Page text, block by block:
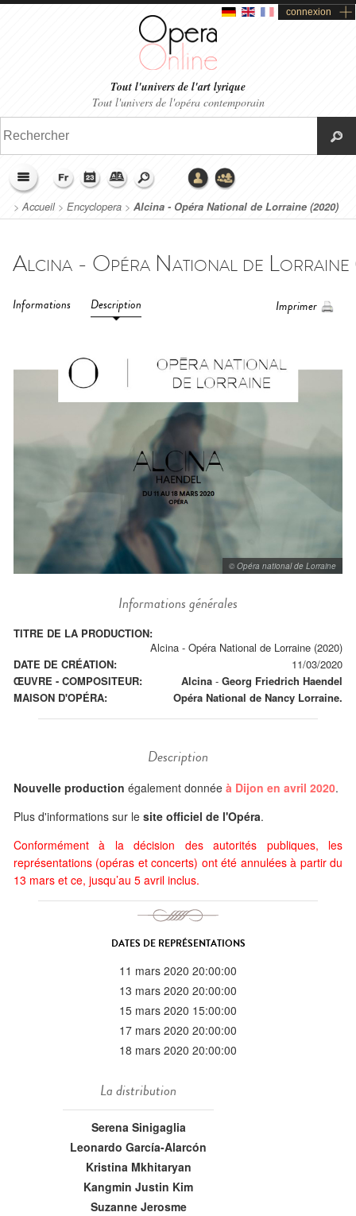
connexion
Tout l'univers de l'art lyrique
Tout l'univers de l'opéra contemporain
>Accueil> Encyclopera > Alcina - Opéra National de Lorraine (2020)
Informations Description Imprimer
© Opéra national de Lorraine
Informations générales
TITRE DE LA PRODUCTION:
Alcina - Opéra National de Lorraine (2020)
DATE DE CRÉATION:
11/03/2020
ŒUVRE - COMPOSITEUR:
Alcina - Georg Friedrich Haendel
MAISON D'OPÉRA:
Opéra National de Nancy Lorraine.
Description
Nouvelle production également donnée à Dijon en avril 2020.
Plus d'informations sur le site officiel de l'Opéra.
Conformément à la décision des autorités publiques, les
représentations (opéras et concerts) ont été annulées à partir du
13 mars et ce, jusqu’au 5 avril inclus.
DATES DE REPRÉSENTATIONS
11 mars 2020 20:00:00
13 mars 2020 20:00:00
15 mars 2020 15:00:00
17 mars 2020 20:00:00
18 mars 2020 20:00:00
La distribution
Serena Sinigaglia
Leonardo García-Alarcón
Kristina Mkhitaryan
Kangmin Justin Kim
Suzanne Jerosme